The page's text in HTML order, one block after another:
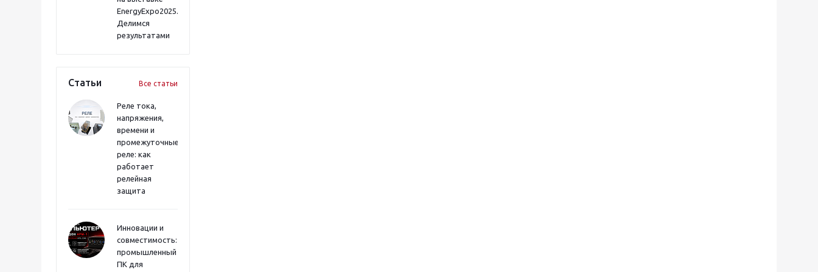
EnergyExpo2025.
Делимся
результатами
Статьи Все статьи
Реле тока,
напряжения,
времени и
промежуточные
реле: как
работает
релейная
защита
Инновации и
совместимость:
промышленный
ПК для